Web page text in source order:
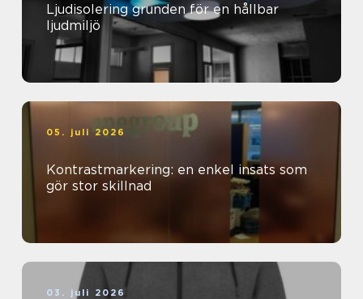
Ljudisolering grunden för en hållbar
ljudmiljö
05. juli 2026
Kontrastmarkering: en enkel insats som
gör stor skillnad
03. juli 2026